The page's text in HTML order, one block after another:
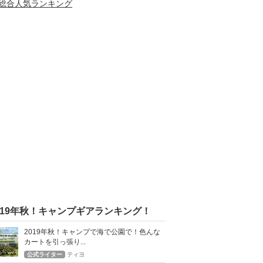
合人気ランキング
年秋！キャンプギアランキング！
2019年秋！キャンプで海で公園で！色んな
カートを引っ張り...
公式ライター ティヨ